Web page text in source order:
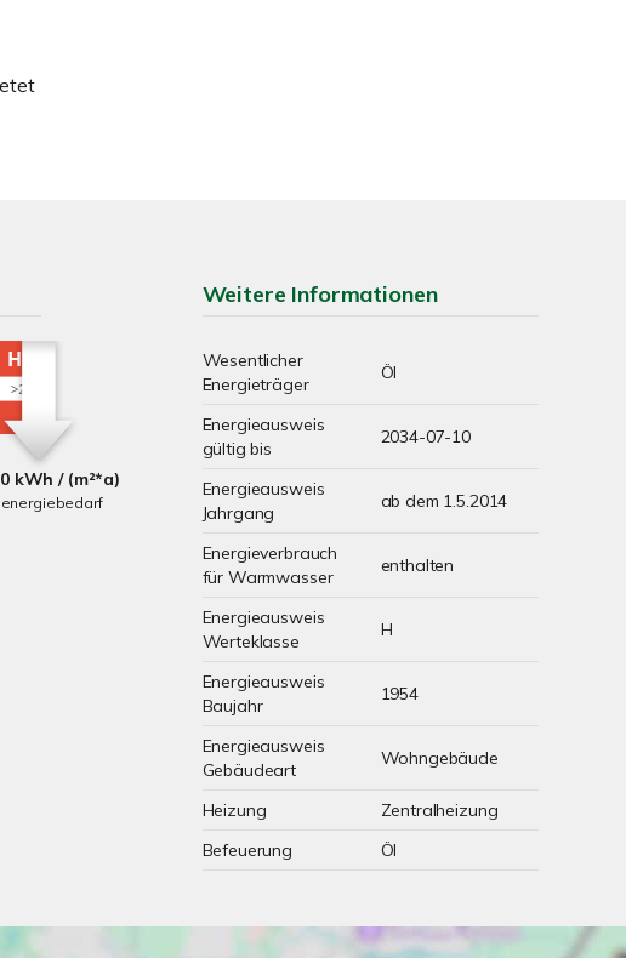
kWh / (m²*a)
Weitere Informationen
Wesentlicher
Energieträger
Öl
Energieausweis
gültig bis
2034-07-10
Energieausweis
Jahrgang
ab dem 1.5.2014
Energieverbrauch
für Warmwasser
enthalten
Energieausweis
Werteklasse
H
Energieausweis
Baujahr
1954
Energieausweis
Gebäudeart
Wohngebäude
Heizung
Zentralheizung
Befeuerung
Öl